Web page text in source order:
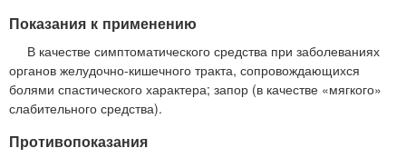
Показания к применению
В качестве симптоматического средства при заболеваниях
органов желудочно-кишечного тракта, сопровождающихся
болями спастического характера; запор (в качестве «мягкого»
слабительного средства).
Противопоказания